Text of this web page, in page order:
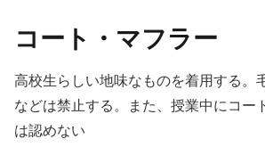
コート・マフラー
高校生らしい地味なものを着用する。
などは禁止する。また、授業中にコー
は認めない